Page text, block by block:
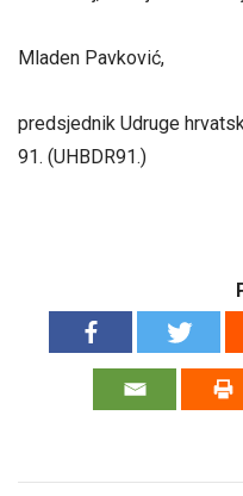
Mladen Pavković,
predsjednik Udruge
91. (UHBDR91.)